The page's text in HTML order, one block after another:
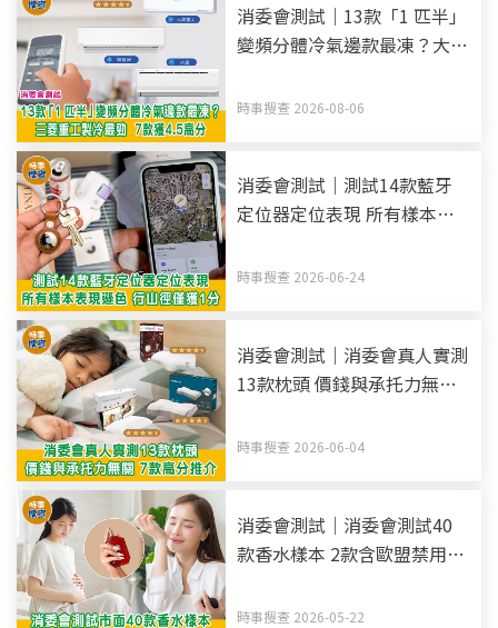
消委會測試｜13款「1 匹半」
變頻分體冷氣邊款最凍？大金
時事搜查 2026-08-06
消委會測試｜測試14款藍牙
定位器定位表現 所有樣本表
時事搜查 2026-06-24
消委會測試｜消委會真人實測
13款枕頭 價錢與承托力無關
時事搜查 2026-06-04
消委會測試｜消委會測試40
款香水樣本 2款含歐盟禁用香
時事搜查 2026-05-22